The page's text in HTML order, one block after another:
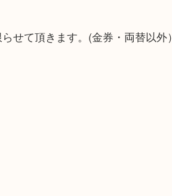
せて頂きます。(金券・両替以外）